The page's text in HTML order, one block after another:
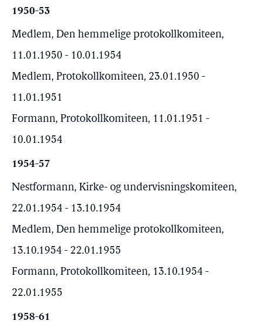
1950-53
Medlem, Den hemmelige protokollkomiteen,
11.01.1950 - 10.01.1954
Medlem, Protokollkomiteen, 23.01.1950 -
11.01.1951
Formann, Protokollkomiteen, 11.01.1951 -
10.01.1954
1954-57
Nestformann, Kirke- og undervisningskomiteen,
22.01.1954 - 13.10.1954
Medlem, Den hemmelige protokollkomiteen,
13.10.1954 - 22.01.1955
Formann, Protokollkomiteen, 13.10.1954 -
22.01.1955
1958-61